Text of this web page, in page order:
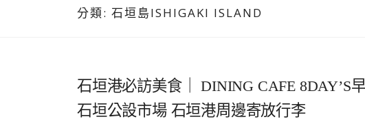
分類: 石垣島ISHIGAKI ISLAND
石垣港必訪美食｜ DINING CAFE 8DAY’S
石垣公設市場 石垣港周邊寄放行李